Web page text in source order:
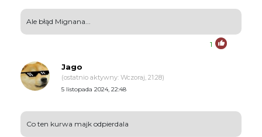
Ale błąd Mignana...
1
Jago
(ostatnio aktywny: Wczoraj, 21:28)
5 listopada 2024, 22:48
Co ten kurwa majk odpierdala